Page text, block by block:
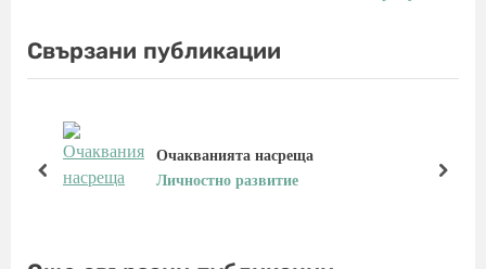
i
o
t
P
s
t
:
Свързани публикации
Очакванията насреща
Личностно развитие
prev next